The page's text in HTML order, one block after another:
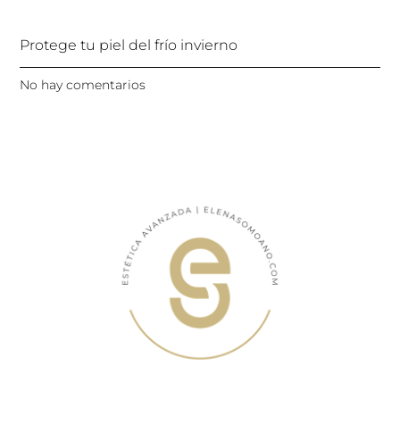
Protege tu piel del frío invierno
No hay comentarios